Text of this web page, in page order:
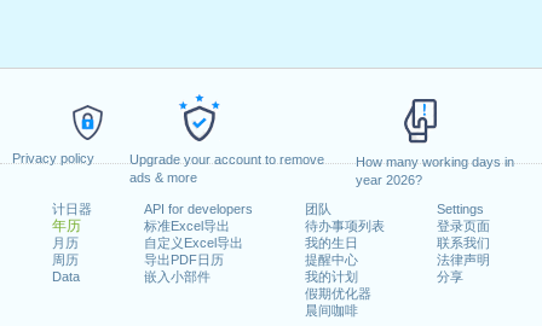
Privacy policy
Upgrade your account to remove
ads & more
How many working days in
year 2026?
计日器
年历
月历
周历
Data
API for developers
标准Excel导出
自定义Excel导出
导出PDF日历
嵌入小部件
团队
待办事项列表
我的生日
提醒中心
我的计划
假期优化器
晨间咖啡
Settings
登录页面
联系我们
法律声明
分享